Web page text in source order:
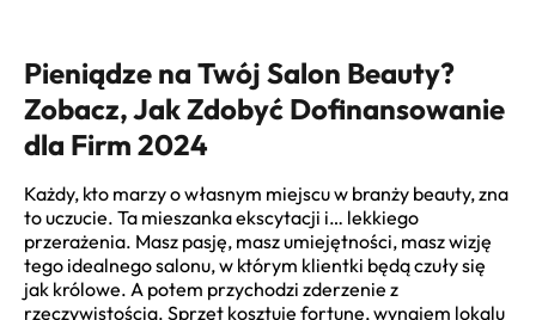
Pieniądze na Twój Salon Beauty?
Zobacz, Jak Zdobyć Dofinansowanie
dla Firm 2024
Każdy, kto marzy o własnym miejscu w branży beauty, zna
to uczucie. Ta mieszanka ekscytacji i… lekkiego
przerażenia. Masz pasję, masz umiejętności, masz wizję
tego idealnego salonu, w którym klientki będą czuły się
jak królowe. A potem przychodzi zderzenie z
rzeczywistością. Sprzęt kosztuje fortunę, wynajem lokalu